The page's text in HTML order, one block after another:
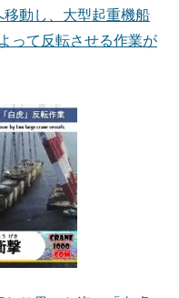
動し、大型起重機船
って反転させる作業が